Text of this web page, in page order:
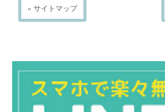
« サイトマップ